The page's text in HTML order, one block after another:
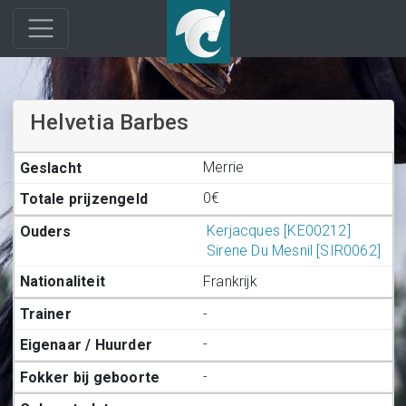
Helvetia Barbes
Merrie
0€
Kerjacques [KE00212]
Sirene Du Mesnil [SIR0062]
Frankrijk
-
-
-